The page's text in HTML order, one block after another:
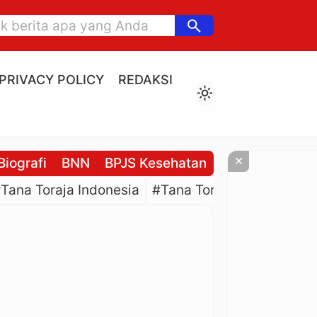
search
PRIVACY POLICY
REDAKSI
light_mode
BNN BPJS Kesehatan BPJS
Toraja Indonesia #Tana Toraja Culture
×